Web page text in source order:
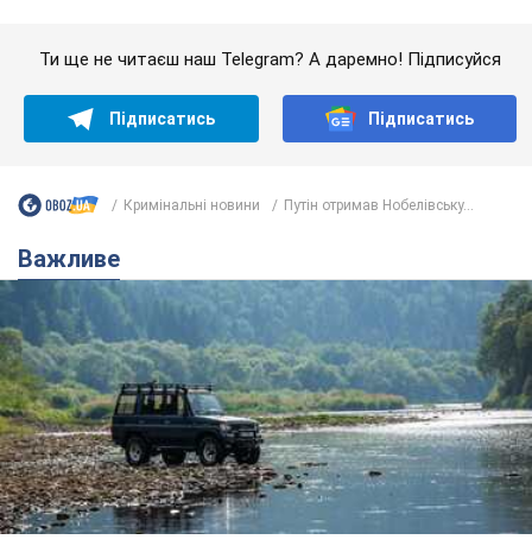
Значні штрафи і спеціальні полігони: як
проблему джипінгу вирішують за кордоном
Україні не завадить взяти приклад із країн Європи
8.08.2026 05:10 2,5 т.
На Прикарпатті після аномальної
спеки пройшла потужна злива: